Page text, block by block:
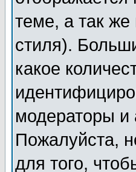
теме, а так
стиля).
какое
модераторы и
Пожалуйста,
для того,